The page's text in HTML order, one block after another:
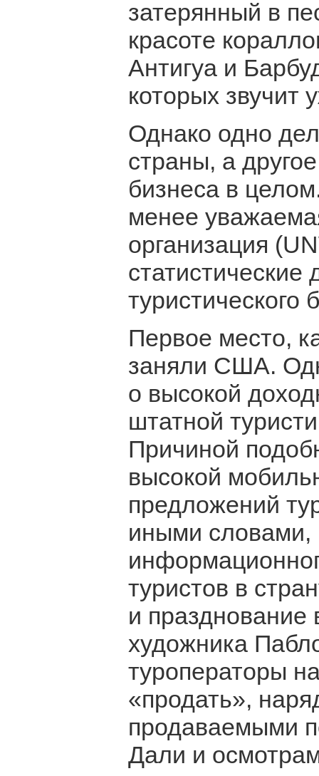
затерянный в
красоте
Антигуа и
которых звучит
Однако одно
страны, а
бизнеса в
менее
организация
туристического
Первое место,
заняли США.
о высокой
штатной
Причиной
высокой
предложений
иными словами,
туристов в
и празднование
художника
туроператоры
«продать»,
продаваемыми
Дали и